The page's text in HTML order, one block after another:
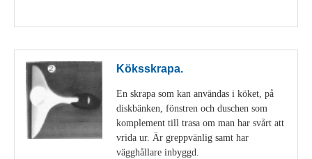
Köksskrapa.
En skrapa som kan användas i köket, på
diskbänken, fönstren och duschen som
komplement till trasa om man har svårt att
vrida ur. Är greppvänlig samt har
vägghållare inbyggd.